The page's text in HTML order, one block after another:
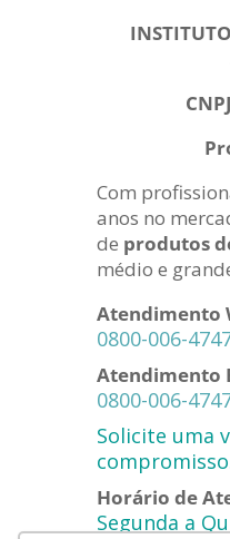
Com
anos no
de produtos
médio e
Atendimento
0800-006-
Atendimento
0800-006-
Solicite uma
Horário de
Segunda a